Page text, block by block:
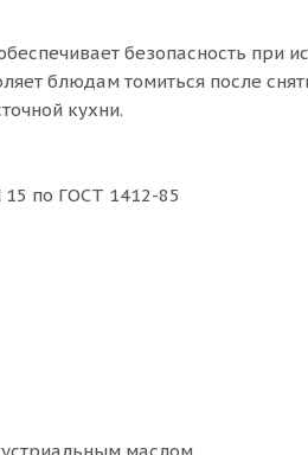
безопасность при
блюдам томиться после
кухни.
по ГОСТ 1412-85